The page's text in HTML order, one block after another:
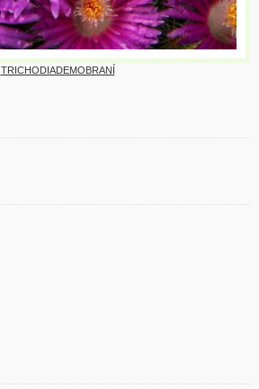
TRICHODIADEMOBRANÍ